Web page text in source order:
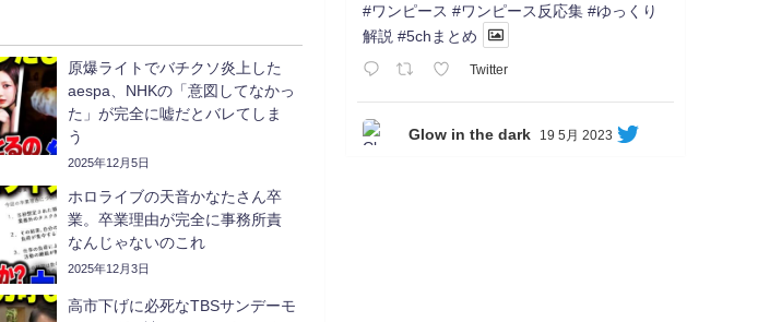
原爆ライトでバチクソ炎上した
aespa、NHKの「意図してなかっ
た」が完全に嘘だとバレてしま
う
2025年12月5日
ホロライブの天音かなたさん卒
業。卒業理由が完全に事務所責
なんじゃないのこれ
2025年12月3日
高市下げに必死なTBSサンデーモ
#ワンピース #ワンピース反応集 #ゆっくり
解説 #5chまとめ
Twitter
Glow in the dark 19 5月 2023